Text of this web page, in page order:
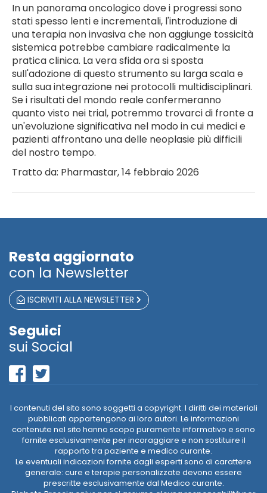
In un panorama oncologico dove i progressi sono
stati spesso lenti e incrementali, l'introduzione di
una terapia non invasiva che non aggiunge tossicità
sistemica potrebbe cambiare radicalmente la
pratica clinica. La vera sfida ora si sposta
sull'adozione di questo strumento su larga scala e
sulla sua integrazione nei protocolli multidisciplinari.
Se i risultati del mondo reale confermeranno
quanto visto nei trial, potremmo trovarci di fronte a
un'evoluzione significativa nel modo in cui medici e
pazienti affrontano una delle neoplasie più difficili
del nostro tempo.
Tratto da: Pharmastar, 14 febbraio 2026
Resta aggiornato
con la Newsletter
ISCRIVITI ALLA NEWSLETTER
Seguici
sui Social
I contenuti del sito sono soggetti a copyright. I diritti dei materiali
pubblicati appartengono ai loro autori. Le informazioni
contenute nel sito hanno scopo puramente informativo e sono
fornite esclusivamente per incoraggiare e non sostituire il
rapporto tra paziente e medico curante.
Le eventuali indicazioni fornite dagli esperti sono di carattere
generale: cure e terapie personalizzate devono essere
prescritte esclusivamente dal Medico curante.